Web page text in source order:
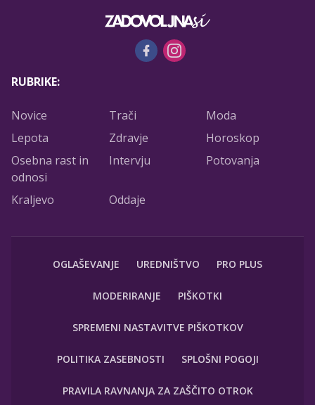
RUBRIKE:
Novice Trači
Moda
Lepota
Zdravje
Horoskop
Osebna rast in
odnosi
Intervju Potovanja
Kraljevo Oddaje
OGLAŠEVANJE UREDNIŠTVO PRO PLUS
MODERIRANJE PIŠKOTKI
SPREMENI NASTAVITVE PIŠKOTKOV
POLITIKA ZASEBNOSTI SPLOŠNI POGOJI
PRAVILA RAVNANJA ZA ZAŠČITO OTROK